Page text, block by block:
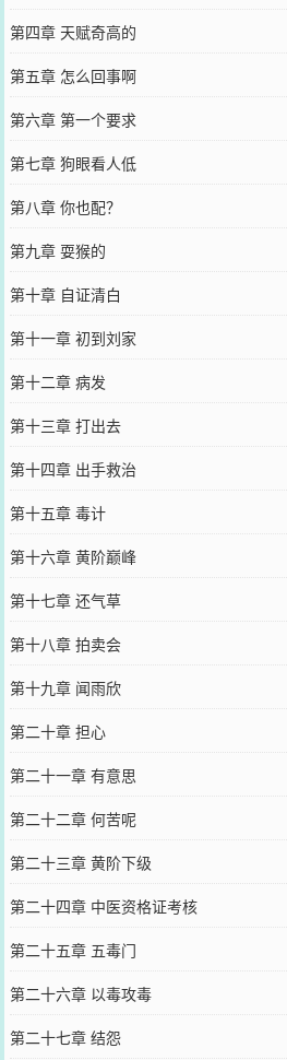
第四章 天赋奇高的
第五章 怎么回事啊
第六章 第一个要求
第七章 狗眼看人低
第八章 你也配？
第九章 耍猴的
第十章 自证清白
第十一章 初到刘家
第十二章 病发
第十三章 打出去
第十四章 出手救治
第十五章 毒计
第十六章 黄阶巅峰
第十七章 还气草
第十八章 拍卖会
第十九章 闻雨欣
第二十章 担心
第二十一章 有意思
第二十二章 何苦呢
第二十三章 黄阶下级
第二十四章 中医资格证考核
第二十五章 五毒门
第二十六章 以毒攻毒
第二十七章 结怨